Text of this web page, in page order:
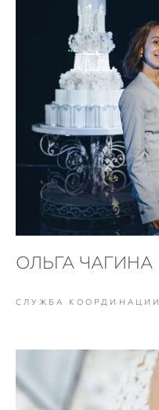
ОЛЬГА ЧАГИНА
СЛУЖБА КООРДИНАЦИИ